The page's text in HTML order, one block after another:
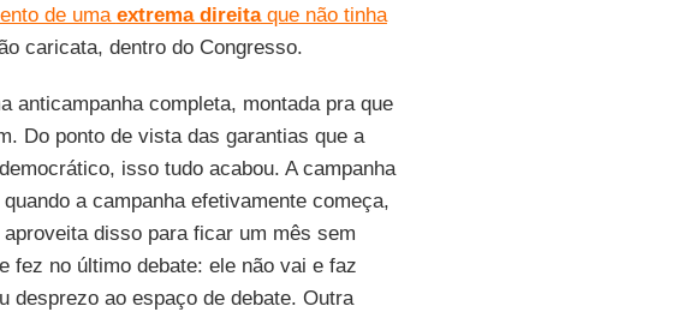
de uma extrema direitaque não tinha
caricata, dentro do Congresso.
anticampanha completa, montada pra que
Do ponto de vista das garantias que a
isso tudo acabou. A campanha
a campanha efetivamente começa,
disso para ficar um mês sem
fez no último debate: ele não vai e faz
desprezo ao espaço de debate. Outra